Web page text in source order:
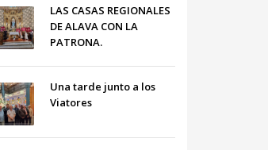
LAS CASAS REGIONALES
DE ALAVA CON LA
PATRONA.
Una tarde junto a los
Viatores